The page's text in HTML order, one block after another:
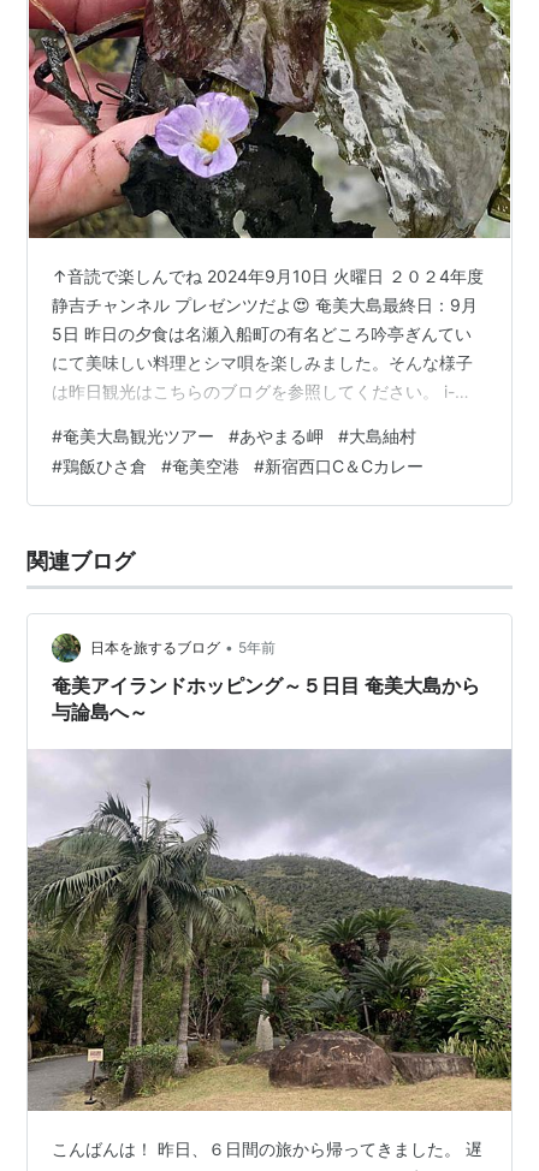
↑音読で楽しんでね 2024年9月10日 火曜日 ２０２4年度
静吉チャンネル プレゼンツだよ😍 奄美大島最終日：9月
5日 昨日の夕食は名瀬入船町の有名どころ吟亭ぎんてい
にて美味しい料理とシマ唄を楽しみました。そんな様子
は昨日観光はこちらのブログを参照してください。 i-
奄美大島ツアー観光最終日 ホテルの朝食バイキング2日
目 名瀬港 名瀬入舟町での素泊まり 大島紬村 ミズオオバ
コ 昼食は鶏飯ひさ倉 ソテツの十五園 あやまる岬 奄美空
が午後になって雲が少し多めになり…
#奄美大島観光ツアー #あやまる岬 #大島紬村
#鶏飯ひさ倉 #奄美空港 #新宿西口C＆Cカレー
関連ブログ
日本を旅するブログ • 5年前
奄美アイランドホッピング～５日目 奄美大島から
与論島へ～
こんばんは！ 昨日、６日間の旅から帰ってきました。 遅